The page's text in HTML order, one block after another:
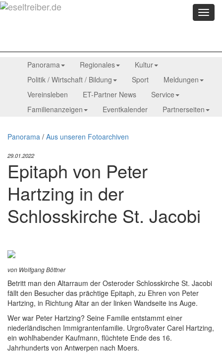
Menü
Panorama Regionales
Kultur
Politik / Wirtschaft / Bildung
Sport
Meldungen
Vereinsleben
ET-Partner News
Service
Familienanzeigen
Eventkalender Partnerseiten
Panorama / Aus unseren Fotoarchiven
29.01.2022
Epitaph von Peter
Hartzing in der
Schlosskirche St. Jacobi
von Wolfgang Böttner
Betritt man den Altarraum der Osteroder Schlosskirche St. Jacobi
fällt den Besucher das prächtige Epitaph, zu Ehren von Peter
Hartzing, in Richtung Altar an der linken Wandseite ins Auge.
Wer war Peter Hartzing? Seine Familie entstammt einer
niederländischen Immigrantenfamilie. Urgroßvater Carel Hartzing,
ein wohlhabender Kaufmann, flüchtete Ende des 16.
Jahrhunderts von Antwerpen nach Moers.